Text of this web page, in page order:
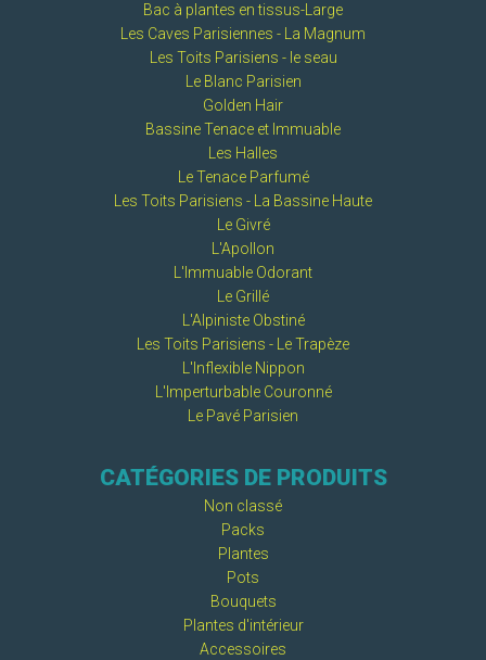
Bac à plantes en tissus-Large
Les Caves Parisiennes - La Magnum
Les Toits Parisiens - le seau
Le Blanc Parisien
Golden Hair
Bassine Tenace et Immuable
Les Halles
Le Tenace Parfumé
Les Toits Parisiens - La Bassine Haute
Le Givré
L'Apollon
L'Immuable Odorant
Le Grillé
L'Alpiniste Obstiné
Les Toits Parisiens - Le Trapèze
L'Inflexible Nippon
L'Imperturbable Couronné
Le Pavé Parisien
CATÉGORIES DE PRODUITS
Non classé
Packs
Plantes
Pots
Bouquets
Plantes d'intérieur
Accessoires